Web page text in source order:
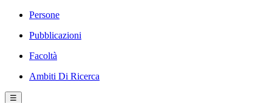
Persone
Pubblicazioni
Facoltà
Ambiti Di Ricerca
☰